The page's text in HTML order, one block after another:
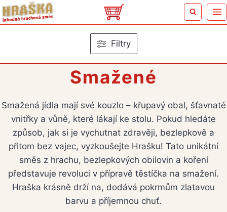
Přeskočit
na
Filtry
Smažené
Smažená jídla mají své kouzlo – křupavý obal, šťavnaté
vnitřky a vůně, které lákají ke stolu. Pokud hledáte
způsob, jak si je vychutnat zdravěji, bezlepkově a
přitom bez vajec, vyzkoušejte Hrašku! Tato unikátní
směs z hrachu, bezlepkových obilovin a koření
představuje revoluci v přípravě těstíčka na smažení.
Hraška krásně drží na, dodává pokrmům zlatavou
barvu a příjemnou chuť.